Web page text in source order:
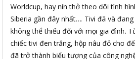
Worldcup, hay nín thở theo dõi tình
Siberia gần đây nhất…. Tivi đã và
không thể thiếu đối với mọi gia đình.
chiếc tivi đen trắng, hộp nâu đỏ cho
đã trở thành biểu tượng của công